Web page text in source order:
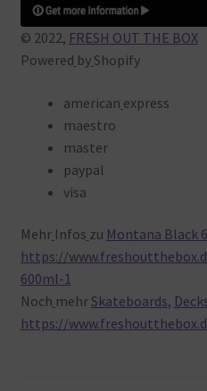
© 2022, FRESH OUT THE BOX
Powered by Shopify
american express
maestro
master
paypal
visa
Mehr Infos zu Montana Black
https://
600ml-1
Noch mehrSkateboards,
https://